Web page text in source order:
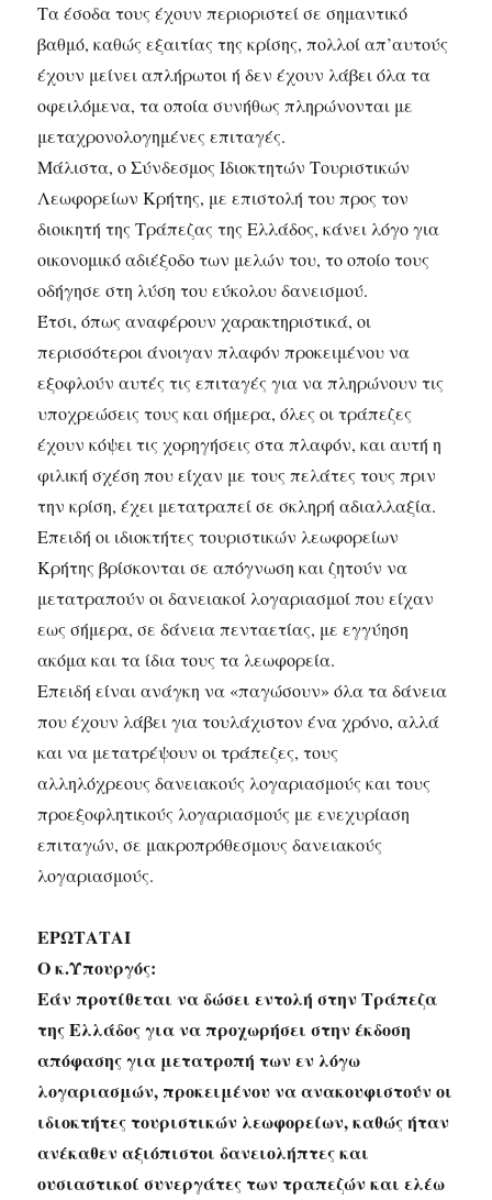
Τα έσοδα τους έχουν περιοριστεί σε σημαντικό
βαθμό, καθώς εξαιτίας της κρίσης, πολλοί απ’αυτούς
έχουν μείνει απλήρωτοι ή δεν έχουν λάβει όλα τα
οφειλόμενα, τα οποία συνήθως πληρώνονται με
μεταχρονολογημένες επιταγές.
Μάλιστα, ο Σύνδεσμος Ιδιοκτητών Τουριστικών
Λεωφορείων Κρήτης, με επιστολή του προς τον
διοικητή της Τράπεζας της Ελλάδος, κάνει λόγο για
οικονομικό αδιέξοδο των μελών του, το οποίο τους
οδήγησε στη λύση του εύκολου δανεισμού.
Έτσι, όπως αναφέρουν χαρακτηριστικά, οι
περισσότεροι άνοιγαν πλαφόν προκειμένου να
εξοφλούν αυτές τις επιταγές για να πληρώνουν τις
υποχρεώσεις τους και σήμερα, όλες οι τράπεζες
έχουν κόψει τις χορηγήσεις στα πλαφόν, και αυτή η
φιλική σχέση που είχαν με τους πελάτες τους πριν
την κρίση, έχει μετατραπεί σε σκληρή αδιαλλαξία.
Επειδή οι ιδιοκτήτες τουριστικών λεωφορείων
Κρήτης βρίσκονται σε απόγνωση και ζητούν να
μετατραπούν οι δανειακοί λογαριασμοί που είχαν
εως σήμερα, σε δάνεια πενταετίας, με εγγύηση
ακόμα και τα ίδια τους τα λεωφορεία.
Επειδή είναι ανάγκη να «παγώσουν» όλα τα δάνεια
που έχουν λάβει για τουλάχιστον ένα χρόνο, αλλά
και να μετατρέψουν οι τράπεζες, τους
αλληλόχρεους δανειακούς λογαριασμούς και τους
προεξοφλητικούς λογαριασμούς με ενεχυρίαση
επιταγών, σε μακροπρόθεσμους δανειακούς
λογαριασμούς.
ΕΡΩΤΑΤΑΙ
Ο κ.Υπουργός:
Εάν προτίθεται να δώσει εντολή στην Τράπεζα
της Ελλάδος για να προχωρήσει στην έκδοση
απόφασης για μετατροπή των εν λόγω
λογαριασμών, προκειμένου να ανακουφιστούν οι
ιδιοκτήτες τουριστικών λεωφορείων, καθώς ήταν
ανέκαθεν αξιόπιστοι δανειολήπτες και
ουσιαστικοί συνεργάτες των τραπεζών και ελέω